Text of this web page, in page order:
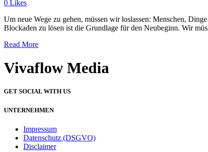
0 Likes
Um neue Wege zu gehen, müssen wir loslassen: Menschen,
Blockaden zu lösen ist die Grundlage für den Neubeginn. Wir
Read More
Vivaflow Media
GET SOCIAL WITH US
UNTERNEHMEN
Impressum
Datenschutz (DSGVO)
Disclaimer